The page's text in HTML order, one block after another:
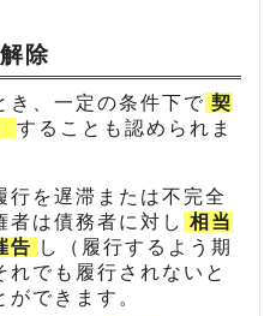
除
き、一定の条件下で 契
することも認められま
行を遅滞または不完全
者は債務者に対し 相当
告 し（履行するよう期
れでも履行されないと
できます。